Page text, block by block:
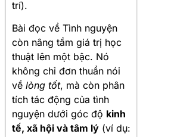
trí).
Bài đọc về Tình nguyện
còn nâng tầm giá trị học
thuật lên một bậc. Nó
không chỉ đơn thuần nói
về lòng tốt, mà còn phân
tích tác động của tình
nguyện dưới góc độ kinh
tế, xã hội và tâm lý (ví dụ: